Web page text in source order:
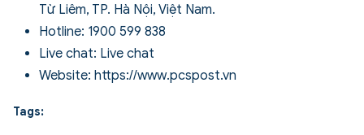
Từ Liêm, TP. Hà Nội, Việt Nam.
Hotline: 1900 599 838
Live chat: Live chat
Website: https://www.pcspost.vn
Tags: